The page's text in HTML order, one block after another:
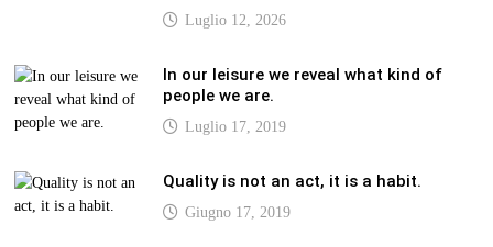
Luglio 12, 2026
In our leisure we reveal what kind of
people we are.
Luglio 17, 2019
Quality is not an act, it is a habit.
Giugno 17, 2019